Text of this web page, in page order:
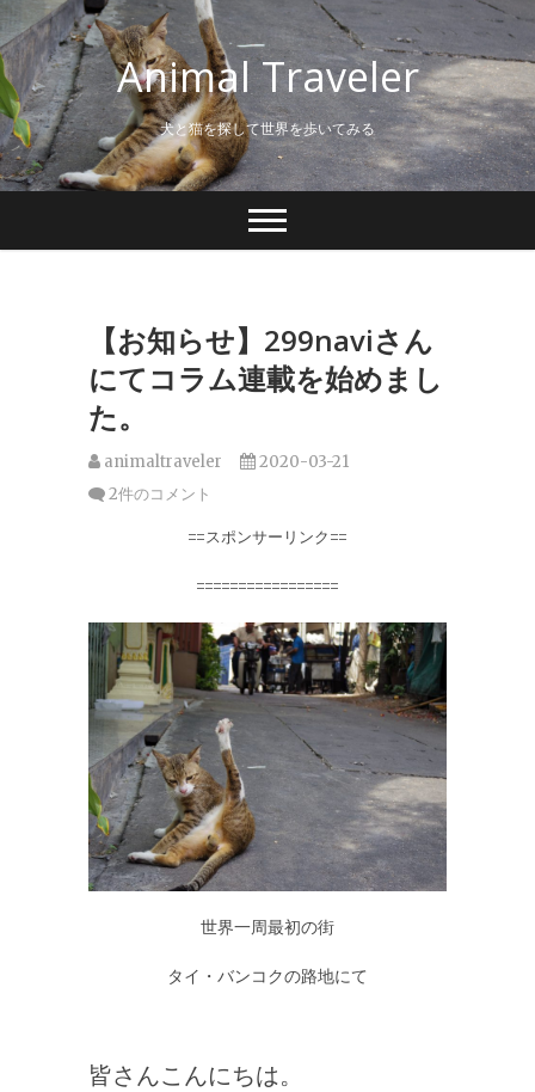
S
k
i
p
t
o
c
o
Animal Traveler
犬と猫を探して世界を歩いてみる
【お知らせ】299naviさん
にてコラム連載を始めまし
た。
animaltraveler
2020-03-21
2件のコメント
==スポンサーリンク==
=================
世界一周最初の街
タイ・バンコクの路地にて
皆さんこんにちは。